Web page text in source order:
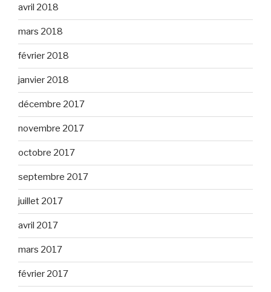
avril 2018
mars 2018
février 2018
janvier 2018
décembre 2017
novembre 2017
octobre 2017
septembre 2017
juillet 2017
avril 2017
mars 2017
février 2017